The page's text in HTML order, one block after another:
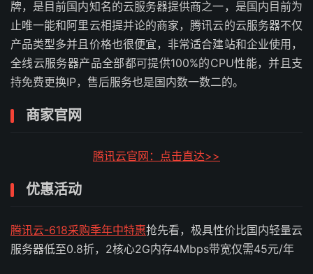
牌，是目前国内知名的云服务器提供商之一，是国内目前为
止唯一能和阿里云相提并论的商家，腾讯云的云服务器不仅
产品类型多并且价格也很便宜，非常适合建站和企业使用，
全线云服务器产品全部都可提供100%的CPU性能，并且支
持免费更换IP，售后服务也是国内数一数二的。
商家官网
腾讯云官网：点击直达>>
优惠活动
腾讯云-618采购季年中特惠抢先看，极具性价比国内轻量云
服务器低至0.8折，2核心2G内存4Mbps带宽仅需45元/年